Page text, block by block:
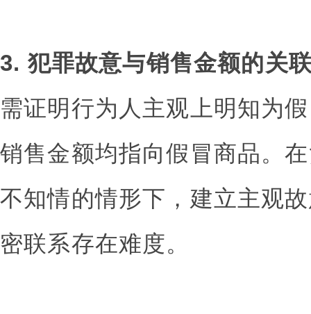
3. 犯罪故意与销售金额的关
需证明行为人主观上明知为
销售金额均指向假冒商品。
不知情的情形下，建立主观
密联系存在难度。